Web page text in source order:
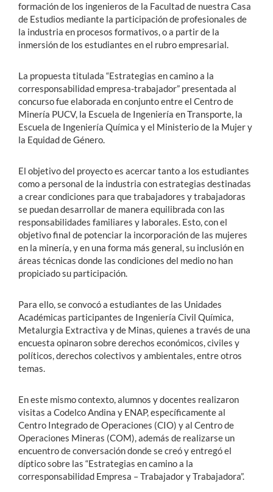
formación de los ingenieros de la Facultad de nuestra Casa
de Estudios mediante la participación de profesionales de
la industria en procesos formativos, o a partir de la
inmersión de los estudiantes en el rubro empresarial.
La propuesta titulada “Estrategias en camino a la
corresponsabilidad empresa-trabajador” presentada al
concurso fue elaborada en conjunto entre el Centro de
Minería PUCV, la Escuela de Ingeniería en Transporte, la
Escuela de Ingeniería Química y el Ministerio de la Mujer y
la Equidad de Género.
El objetivo del proyecto es acercar tanto a los estudiantes
como a personal de la industria con estrategias destinadas
a crear condiciones para que trabajadores y trabajadoras
se puedan desarrollar de manera equilibrada con las
responsabilidades familiares y laborales. Esto, con el
objetivo final de potenciar la incorporación de las mujeres
en la minería, y en una forma más general, su inclusión en
áreas técnicas donde las condiciones del medio no han
propiciado su participación.
Para ello, se convocó a estudiantes de las Unidades
Académicas participantes de Ingeniería Civil Química,
Metalurgia Extractiva y de Minas, quienes a través de una
encuesta opinaron sobre derechos económicos, civiles y
políticos, derechos colectivos y ambientales, entre otros
temas.
En este mismo contexto, alumnos y docentes realizaron
visitas a Codelco Andina y ENAP, específicamente al
Centro Integrado de Operaciones (CIO) y al Centro de
Operaciones Mineras (COM), además de realizarse un
encuentro de conversación donde se creó y entregó el
díptico sobre las “Estrategias en camino a la
corresponsabilidad Empresa – Trabajador y Trabajadora”.